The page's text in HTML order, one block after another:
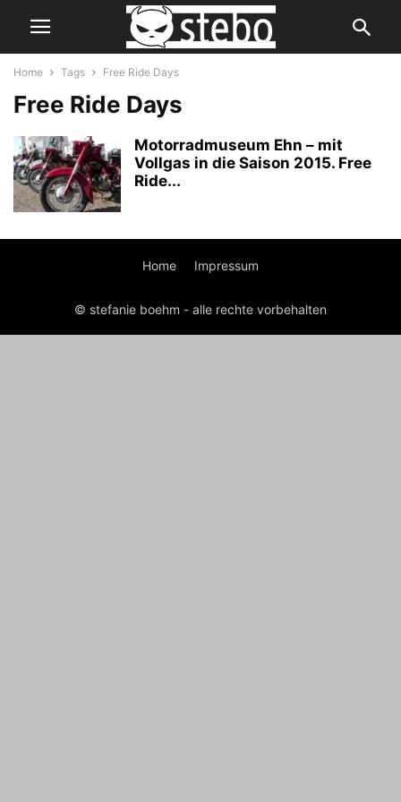
Home Tags Free Ride Days
Free Ride Days
Motorradmuseum Ehn – mit
Vollgas in die Saison 2015. Free
Ride...
Home Impressum
© stefanie boehm - alle rechte vorbehalten